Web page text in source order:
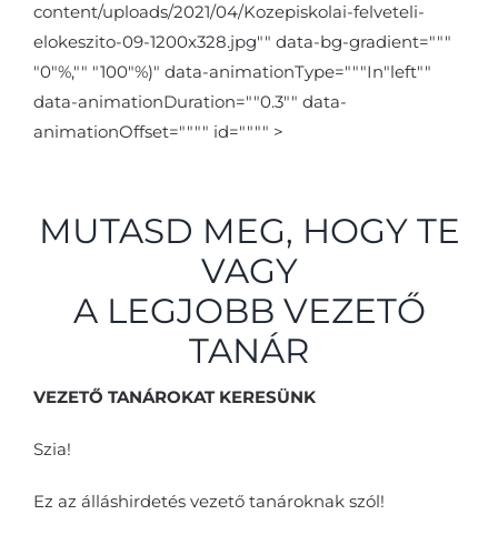
content/uploads/2021/04/Kozepiskolai-felveteli-
elokeszito-09-1200x328.jpg"" data-bg-gradient="""
"0"%,"" "100"%)" data-animationType="""In"left""
data-animationDuration=""0.3"" data-
animationOffset="""" id="""" >
MUTASD MEG, HOGY TE
VAGY
A LEGJOBB VEZETŐ
TANÁR
VEZETŐ TANÁROKAT KERESÜNK
Szia!
Ez az álláshirdetés vezető tanároknak szól!